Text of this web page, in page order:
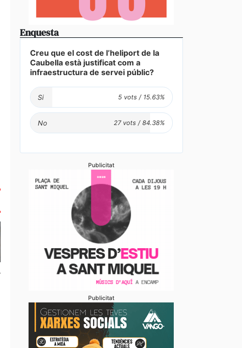
Enquesta
Creu que el cost de l’heliport de la
Caubella està justificat com a
infraestructura de servei públic?
Si
No
Publicitat
Publicitat